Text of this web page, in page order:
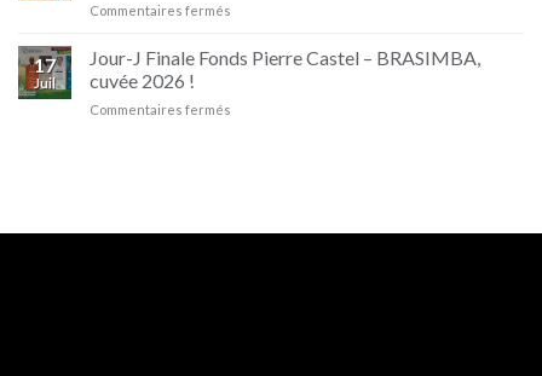
retour
Commentaires fermés
Herman
Castel
17
Juil
Jour-J Finale Fonds Pierre Castel – BRASIMBA,
cuvée 2026 !
Commentaires fermés
Castel